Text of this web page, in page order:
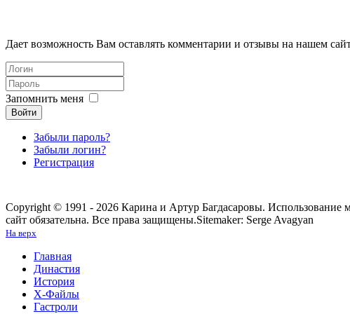
Дает возможность Вам оставлять комментарии и отзывы на нашем
Запомнить меня
Войти
Забыли пароль?
Забыли логин?
Регистрация
Copyright © 1991 - 2026 Карина и Артур Багдасаровы. Использование
сайт обязательна. Все права защищены.Sitemaker: Serge Avagyan
На верх
Главная
Династия
История
Х-Файлы
Гастроли